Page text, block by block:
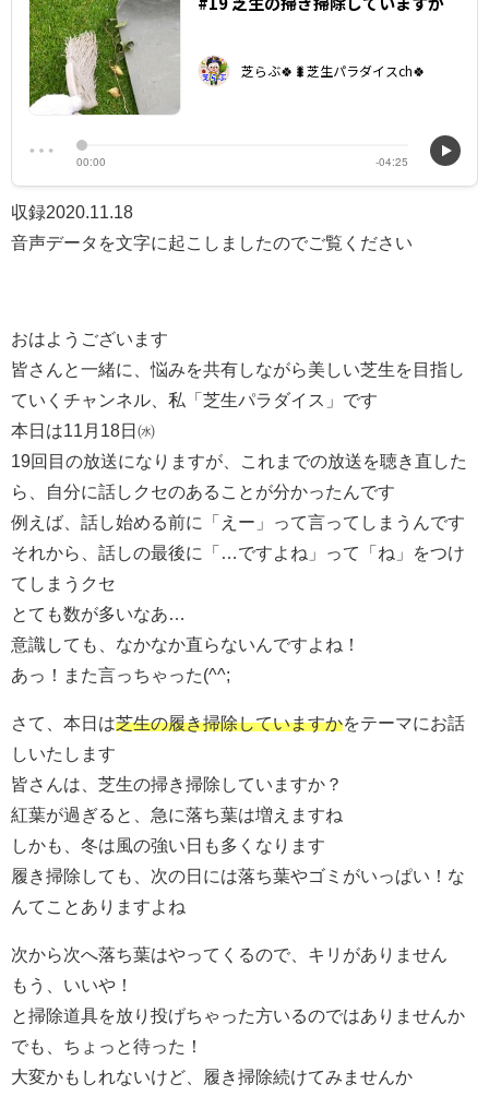
収録2020.11.18
音声データを文字に起こしましたのでご覧ください
おはようございます
皆さんと一緒に、悩みを共有しながら美しい芝生を目指し
ていくチャンネル、私「芝生パラダイス」です
本日は11月18日㈬
19回目の放送になりますが、これまでの放送を聴き直した
ら、自分に話しクセのあることが分かったんです
例えば、話し始める前に「えー」って言ってしまうんです
それから、話しの最後に「…ですよね」って「ね」をつけ
てしまうクセ
とても数が多いなあ…
意識しても、なかなか直らないんですよね！
あっ！また言っちゃった(^^;
さて、本日は芝生の履き掃除していますかをテーマにお話
しいたします
皆さんは、芝生の掃き掃除していますか？
紅葉が過ぎると、急に落ち葉は増えますね
しかも、冬は風の強い日も多くなります
履き掃除しても、次の日には落ち葉やゴミがいっぱい！な
んてことありますよね
次から次へ落ち葉はやってくるので、キリがありません
もう、いいや！
と掃除道具を放り投げちゃった方いるのではありませんか
でも、ちょっと待った！
大変かもしれないけど、履き掃除続けてみませんか